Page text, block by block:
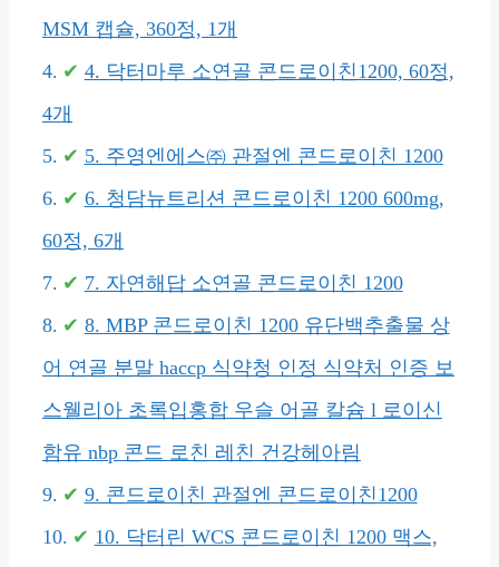
MSM 캡슐, 360정, 1개
4. 닥터마루 소연골 콘드로이친1200, 60정,
4개
5. 주영엔에스㈜ 관절엔 콘드로이친 1200
6. 청담뉴트리션 콘드로이친 1200 600mg,
60정, 6개
7. 자연해답 소연골 콘드로이친 1200
8. MBP 콘드로이친 1200 유단백추출물 상
어 연골 분말 haccp 식약청 인정 식약처 인증 보
스웰리아 초록입홍합 우슬 어골 칼슘 l 로이신
함유 nbp 콘드 로친 레친 건강헤아림
9. 콘드로이친 관절엔 콘드로이친1200
10. 닥터린 WCS 콘드로이친 1200 맥스,